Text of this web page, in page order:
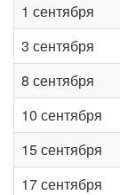
1 сентября
3 сентября
8 сентября
10 сентября
15 сентября
17 сентября